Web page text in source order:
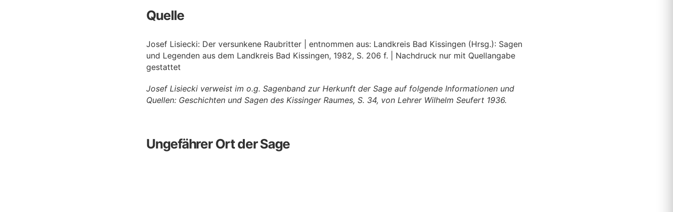
Quelle
Josef Lisiecki: Der versunkene Raubritter | entnommen aus: Landkreis Bad Kissingen (Hrsg.): Sagen
und Legenden aus dem Landkreis Bad Kissingen, 1982, S. 206 f. | Nachdruck nur mit Quellangabe
gestattet
Josef Lisiecki verweist im o.g. Sagenband zur Herkunft der Sage auf folgende Informationen und
Quellen: Geschichten und Sagen des Kissinger Raumes, S. 34, von Lehrer Wilhelm Seufert 1936.
Ungefährer Ort der Sage